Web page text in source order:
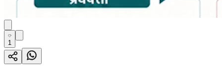
1